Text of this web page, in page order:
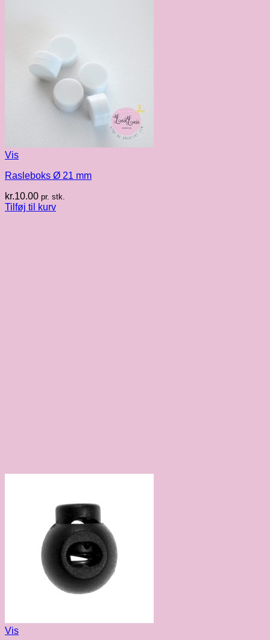
Vis
Rasleboks Ø 21 mm
kr.10.00 pr. stk.
Tilføj til kurv
Vis